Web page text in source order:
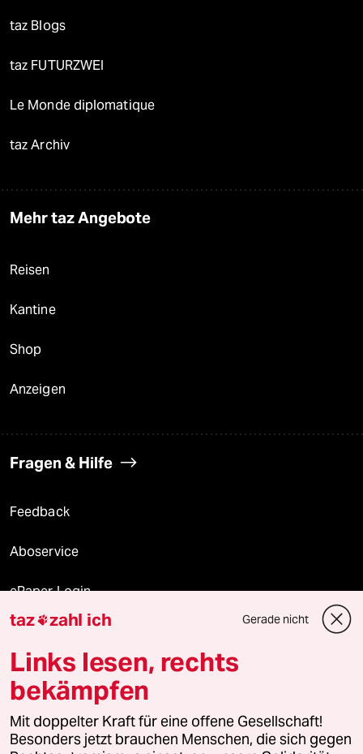
taz Blogs
taz FUTURZWEI
Le Monde diplomatique
taz Archiv
Mehr taz Angebote
Reisen
Kantine
Shop
Anzeigen
Fragen & Hilfe
Feedback
Aboservice
ePaper Login
Downloads für Abonnierende
© 2026 taz Verlags und Vertriebs GmbH
Alle Rechte vorbehalten. Bei rechtlichen Fragen oder für Genehmigungen
wenden Sie sich bitte an lizenzen@taz.de
taz zahl ich Gerade nicht
Links lesen, rechts
bekämpfen
Mit doppelter Kraft für eine offene Gesellschaft!
Besonders jetzt brauchen Menschen, die sich gegen